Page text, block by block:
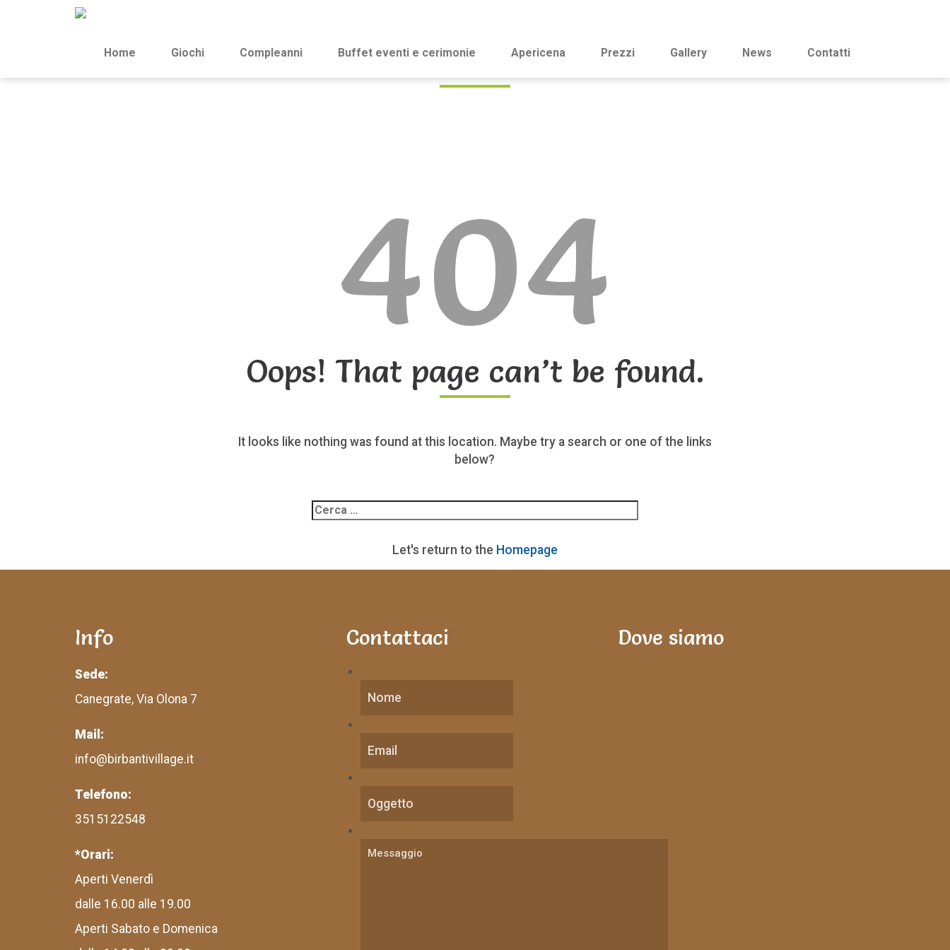
Home Giochi Compleanni Buffet eventi e cerimonie Apericena Prezzi Gallery News Contatti
404
Oops! That page can’t be found.
It looks like nothing was found at this location. Maybe try a search or one of the links
below?
per:
Let's return to the Homepage
Info
Sede:
Canegrate, Via Olona 7
Mail:
info@birbantivillage.it
Telefono:
3515122548
*Orari:
Aperti Venerdì
dalle 16.00 alle 19.00
Aperti Sabato e Domenica
Contattaci Dove siamo